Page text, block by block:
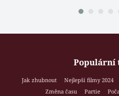
Populární
Jak zhubnout Nejlepší filmy 2024
Změna času
Partie